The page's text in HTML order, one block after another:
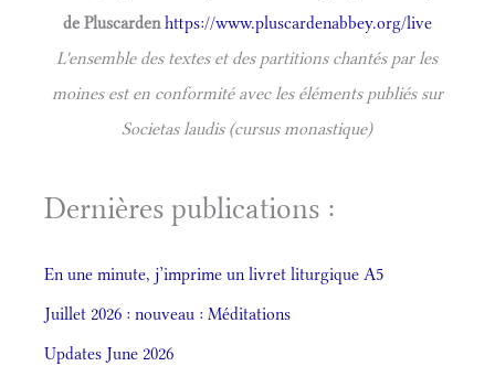
de Pluscardenhttps://www.pluscardenabbey.org/live
L'ensemble des textes et des partitions chantés par les
moines est en conformité avec les éléments publiés sur
Societas laudis (cursus monastique)
Dernières publications :
En une minute, j’imprime un livret liturgique A5
Juillet 2026 : nouveau : Méditations
Updates June 2026